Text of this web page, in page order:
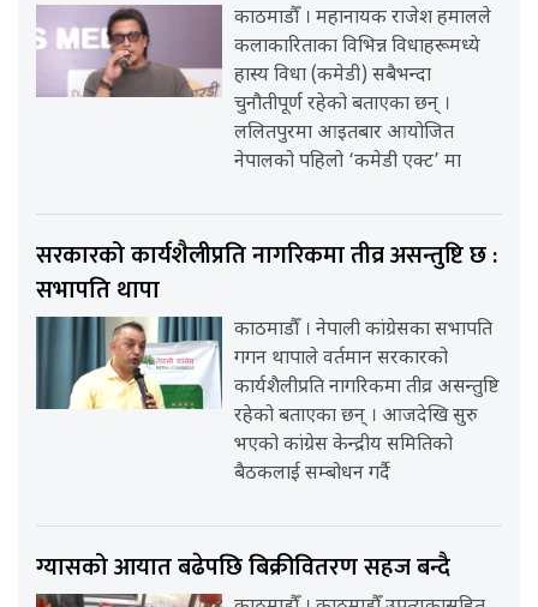
काठमाडौँ । महानायक राजेश हमालले
कलाकारिताका विभिन्न विधाहरूमध्ये
हास्य विधा (कमेडी) सबैभन्दा
चुनौतीपूर्ण रहेको बताएका छन् ।
ललितपुरमा आइतबार आयोजित
नेपालको पहिलो ‘कमेडी एक्ट’ मा
सरकारको कार्यशैलीप्रति नागरिकमा तीव्र असन्तुष्टि छ :
सभापति थापा
काठमाडौँ । नेपाली कांग्रेसका सभापति
गगन थापाले वर्तमान सरकारको
कार्यशैलीप्रति नागरिकमा तीव्र असन्तुष्टि
रहेको बताएका छन् । आजदेखि सुरु
भएको कांग्रेस केन्द्रीय समितिको
बैठकलाई सम्बोधन गर्दै
ग्यासको आयात बढेपछि बिक्रीवितरण सहज बन्दै